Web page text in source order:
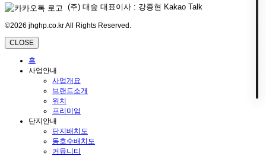
(주) 대숲 대표이사 : 강종현 Kakao Talk
©2026 jhghp.co.kr All Rights Reserved.
CLOSE
홈
사업안내
사업개요
브랜드소개
위치
프리미엄
단지안내
단지배치도
동호수배치도
커뮤니티